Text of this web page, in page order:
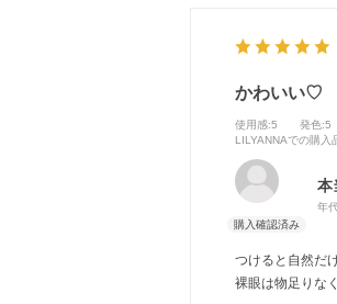
かわいい♡
使用感:5 発色:5
LILYANNAでの購入
本
年
つけると自然だ
裸眼は物足りな